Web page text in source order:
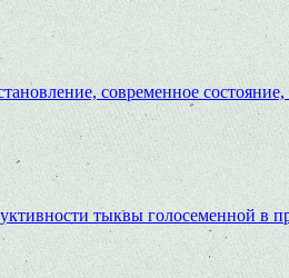
современное
тыквы голосеменной в